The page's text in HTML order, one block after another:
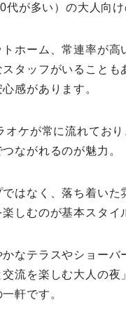
代が多い）の大人向け
ホーム、常連率が高
タッフがいることも
感があります。
オケが常に流れてお
ながれるのが魅力。
はなく、落ち着いた
しむのが基本スタイ
なテラスやショーバ
流を楽しむ大人の夜
軒です。